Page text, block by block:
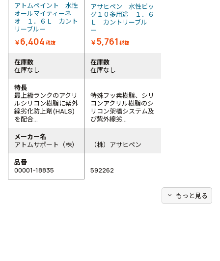
アトムペイント 水性
オールマイティーネ
オ １．６Ｌ カント
リーブルー
￥6,404 税抜
アサヒペン 水性ビッ
グ１０多用途 １．６
Ｌ カントリーブル
ー
￥5,761 税抜
在庫数
在庫なし
在庫数
在庫なし
特長
最上級ランクのアクリ
ルシリコン樹脂に紫外
線劣化防止剤(HALS)
を配合...
特殊フッ素樹脂、シリ
コンアクリル樹脂のシ
リコン架橋システム及
び紫外線劣...
メーカー名
アトムサポート（株）
（株）アサヒペン
品番
00001-18835
592262
expand_more もっと見る